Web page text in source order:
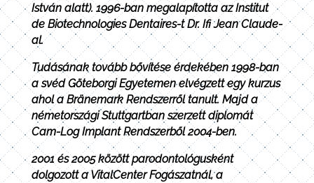
István alatt). 1996-ban megalapította az Institut
de Biotechnologies Dentaires-t Dr. Ifi Jean Claude-
al.
Tudásának tovább bővítése érdekében 1998-ban
a svéd Göteborgi Egyetemen elvégzett egy kurzus
ahol a Bränemark Rendszerről tanult. Majd a
németországi Stuttgartban szerzett diplomát
Cam-Log Implant Rendszerből 2004-ben.
2001 és 2005 között parodontológusként
dolgozott a VitalCenter Fogászatnál, a